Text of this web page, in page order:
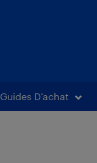
Guides D’achat